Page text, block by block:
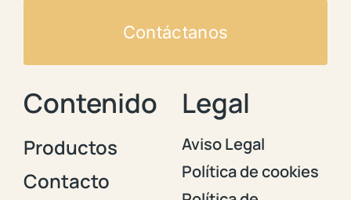
Contáctanos
Contenido
Productos
Contacto
Legal
Aviso Legal
Política de cookies